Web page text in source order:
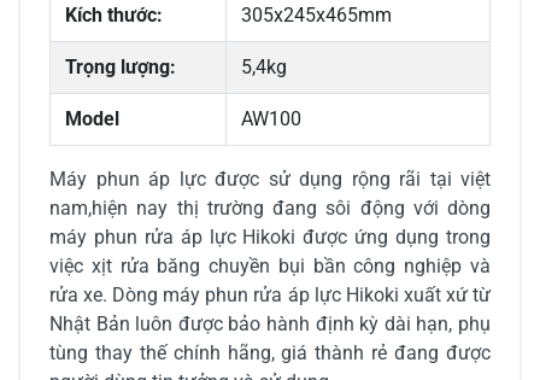
Kích thước: 305x245x465mm
Trọng lượng: 5,4kg
Model AW100
Máy phun áp lực được sử dụng rộng rãi tại việt
nam,hiện nay thị trường đang sôi động với dòng
máy phun rửa áp lực Hikoki được ứng dụng trong
việc xịt rửa băng chuyền bụi bần công nghiệp và
rửa xe. Dòng máy phun rửa áp lực Hikoki xuất xứ từ
Nhật Bản luôn được bảo hành định kỳ dài hạn, phụ
tùng thay thế chính hãng, giá thành rẻ đang được